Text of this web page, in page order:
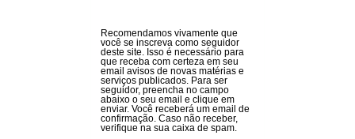
Recomendamos vivamente que
você se inscreva como seguidor
deste site. Isso é necessário para
que receba com certeza em seu
email avisos de novas matérias e
serviços publicados. Para ser
seguidor, preencha no campo
abaixo o seu email e clique em
enviar. Você receberá um email de
confirmação. Caso não receber,
verifique na sua caixa de spam.